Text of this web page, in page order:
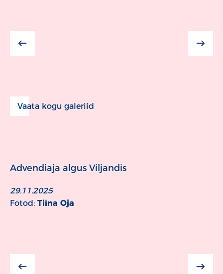
Vaata kogu galeriid
Advendiaja algus Viljandis
29.11.2025
Fotod: Tiina Oja